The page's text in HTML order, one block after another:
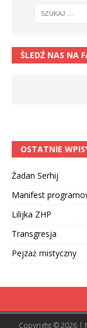
ŚLEDŹ NAS NA
OSTATNIE
Żadan Serhij
Manifest
Lilijka ZHP
Transgresja
Pejzaż mistyczny
Copyright © 2026 |